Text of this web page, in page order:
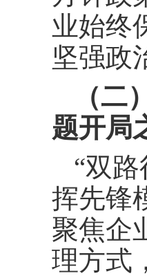
业始终
坚强政
（
题开局
“双
挥先锋
聚焦企
理方式